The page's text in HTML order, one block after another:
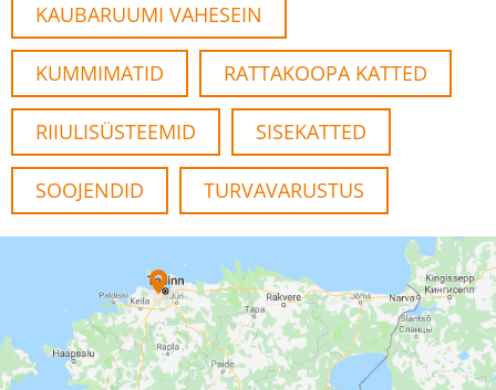
KAUBARUUMI VAHESEIN
KUMMIMATID RATTAKOOPA KATTED
RIIULISÜSTEEMID SISEKATTED
SOOJENDID TURVAVARUSTUS